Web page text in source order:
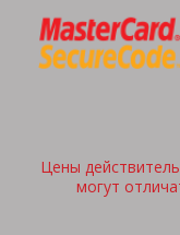
Цены
могут